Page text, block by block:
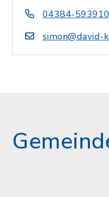
04384-593910
simon@david-